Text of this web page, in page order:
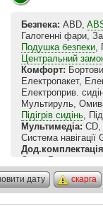
Безпека: ABD,
Галогенні фари,
Подушка безпеки,
Центральний
Комфорт:
Електропакет,
Електроприв.
Мультируль,
Підігрів сидінь,
Мультимедіа: CD,
Система навігації
Стан:
Гаражне
Інше:Литі диски,
ВСЯ
дату скарга